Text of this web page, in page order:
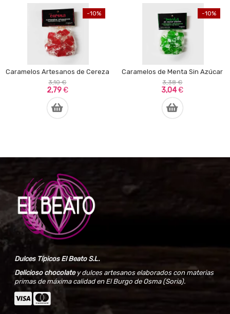
-10%
Caramelos Artesanos de Cereza
3,10 €
2,79€
-10%
Caramelos de Menta Sin Azúcar
3,38 €
3,04€
Dulces Típicos El Beato S.L.
Delicioso chocolatey dulces artesanos elaborados con materias
primas de máxima calidad en El Burgo de Osma (Soria).